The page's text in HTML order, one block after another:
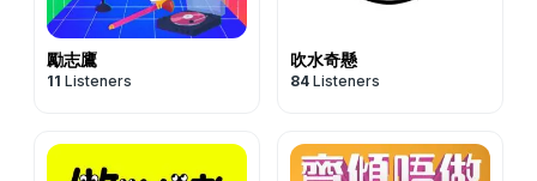
勵志鷹
11 Listeners
吹水奇懸
84 Listeners